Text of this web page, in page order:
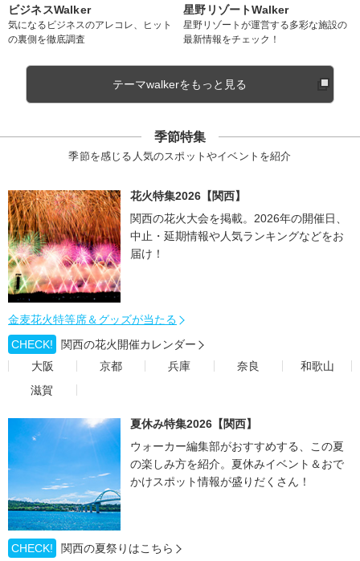
ビジネスWalker
気になるビジネスのアレコレ、ヒット
の裏側を徹底調査
星野リゾートWalker
星野リゾートが運営する多彩な施設の
最新情報をチェック！
テーマwalkerをもっと見る
季節特集
季節を感じる人気のスポットやイベントを紹介
花火特集2026【関西】
関西の花火大会を掲載。2026年の開催日、
中止・延期情報や人気ランキングなどをお
届け！
金麦花火特等席＆グッズが当たる
CHECK!
関西の花火開催カレンダー
大阪
京都 兵庫 奈良
和歌山
滋賀
夏休み特集2026【関西】
ウォーカー編集部がおすすめする、この夏
の楽しみ方を紹介。夏休みイベント＆おで
かけスポット情報が盛りだくさん！
CHECK!
関西の夏祭りはこちら